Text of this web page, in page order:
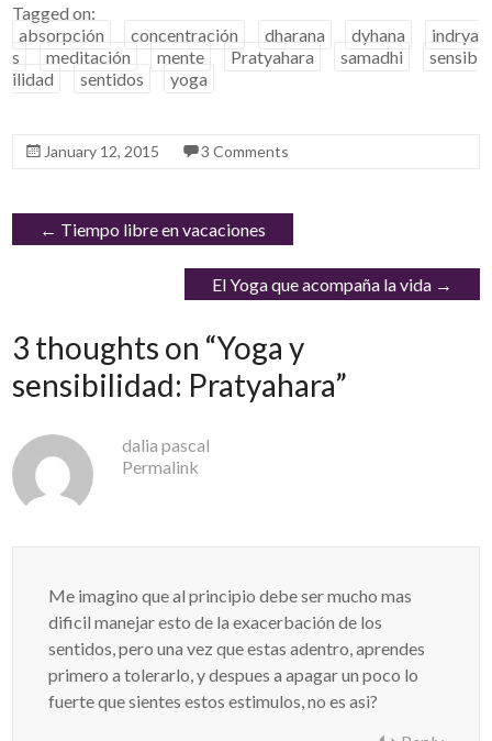
Tagged on:
absorpción
concentración dharana dyhana
indrya
s
meditación mente Pratyahara samadhi
sensib
ilidad
sentidos yoga
January 12, 2015 3 Comments
← Tiempo libre en vacaciones
El Yoga que acompaña la vida →
3 thoughts on “Yoga y
sensibilidad: Pratyahara”
dalia pascal
Permalink
Me imagino que al principio debe ser mucho mas
dificil manejar esto de la exacerbación de los
sentidos, pero una vez que estas adentro, aprendes
primero a tolerarlo, y despues a apagar un poco lo
fuerte que sientes estos estimulos, no es asi?